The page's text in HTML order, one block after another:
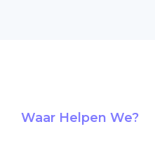
Waar Helpen We?